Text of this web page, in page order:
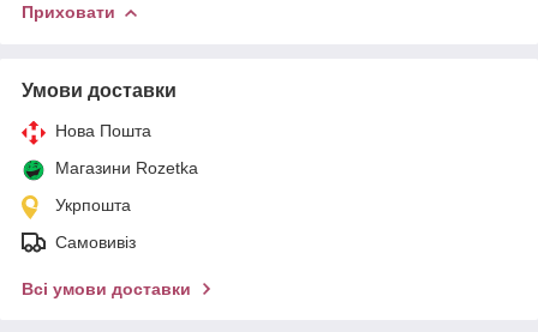
Приховати
Умови доставки
Нова Пошта
Магазини Rozetka
Укрпошта
Самовивіз
Всі умови доставки